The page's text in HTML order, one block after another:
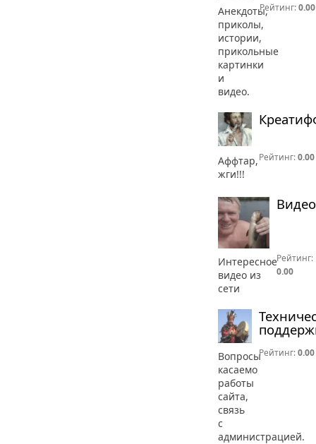
Анекдоты,
приколы,
истории,
прикольные
картинки
и
видео.
Рейтинг:0.00
Аффтар,
жги!!!
Рейтинг:0.00
Видео
Интересное
видео из
сети
Рейтинг:
0.00
Вопросы
касаемо
работы
сайта,
связь
с
администрацией.
Рейтинг:0.00